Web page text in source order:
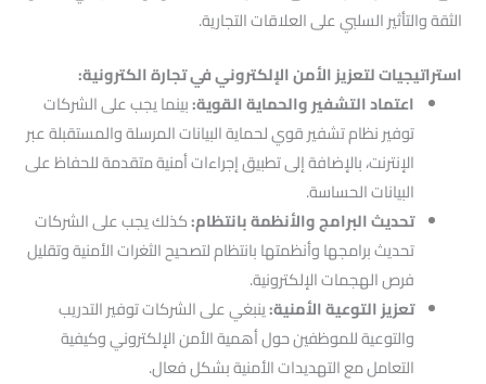
الثقة والتأثير السلبي على العلاقات التجارية.
استراتيجيات لتعزيز الأمن الإلكتروني في تجارة الكترونية:
اعتماد التشفير والحماية القوية:بينما يجب على الشركات
توفير نظام تشفير قوي لحماية البيانات المرسلة والمستقبلة عبر
الإنترنت، بالإضافة إلى تطبيق إجراءات أمنية متقدمة للحفاظ على
البيانات الحساسة.
تحديث البرامج والأنظمة بانتظام:كذلك يجب على الشركات
تحديث برامجها وأنظمتها بانتظام لتصحيح الثغرات الأمنية وتقليل
فرص الهجمات الإلكترونية.
تعزيز التوعية الأمنية:ينبغي على الشركات توفير التدريب
والتوعية للموظفين حول أهمية الأمن الإلكتروني وكيفية
التعامل مع التهديدات الأمنية بشكل فعال.